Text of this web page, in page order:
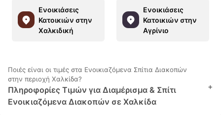
Ενοικιάσεις
Κατοικιών στην
Χαλκιδική
Ενοικιάσεις
Κατοικιών στην
Αγρίνιο
Ποιές είναι οι τιμές στα Ενοικιαζόμενα Σπίτια Διακοπών
στην περιοχή Χαλκίδα?
Πληροφορίες Τιμών για Διαμέρισμα & Σπίτι
Ενοικιαζόμενα Διακοπών σε Χαλκίδα
+